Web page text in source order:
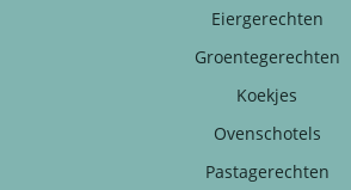
Eiergerechten
Groentegerechten
Koekjes
Ovenschotels
Pastagerechten